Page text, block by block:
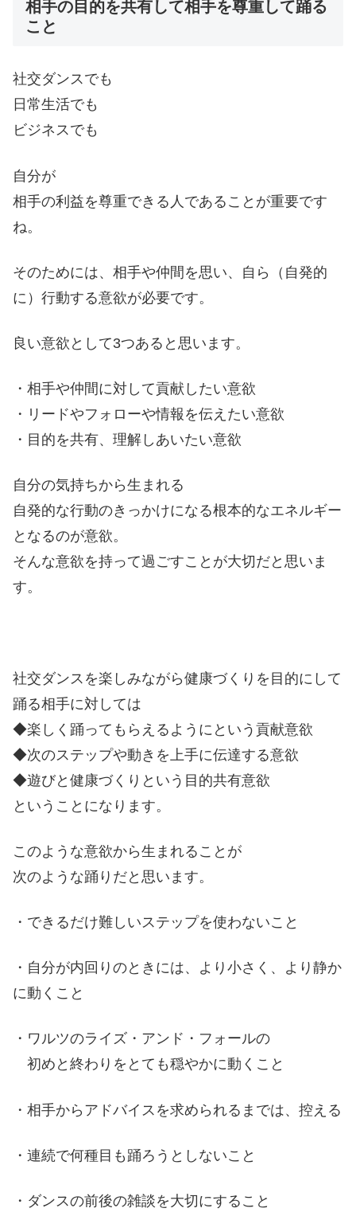
相手の目的を共有して相手を尊重して踊る
こと
社交ダンスでも
日常生活でも
ビジネスでも
自分が
相手の利益を尊重できる人であることが重要です
ね。
そのためには、相手や仲間を思い、自ら（自発的
に）行動する意欲が必要です。
良い意欲として3つあると思います。
・相手や仲間に対して貢献したい意欲
・リードやフォローや情報を伝えたい意欲
・目的を共有、理解しあいたい意欲
自分の気持ちから生まれる
自発的な行動のきっかけになる根本的なエネルギー
となるのが意欲。
そんな意欲を持って過ごすことが大切だと思いま
す。
社交ダンスを楽しみながら健康づくりを目的にして
踊る相手に対しては
◆楽しく踊ってもらえるようにという貢献意欲
◆次のステップや動きを上手に伝達する意欲
◆遊びと健康づくりという目的共有意欲
ということになります。
このような意欲から生まれることが
次のような踊りだと思います。
・できるだけ難しいステップを使わないこと
・自分が内回りのときには、より小さく、より静か
に動くこと
・ワルツのライズ・アンド・フォールの
初めと終わりをとても穏やかに動くこと
・相手からアドバイスを求められるまでは、控える
・連続で何種目も踊ろうとしないこと
・ダンスの前後の雑談を大切にすること